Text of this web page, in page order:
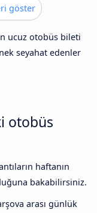
göster
ucuz otobüs bileti
seyahat edenler
otobüs
haftanın
bakabilirsiniz.
arası günlük